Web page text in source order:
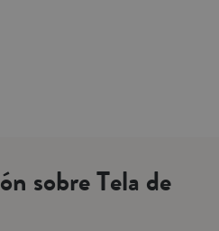
sobre Tela de